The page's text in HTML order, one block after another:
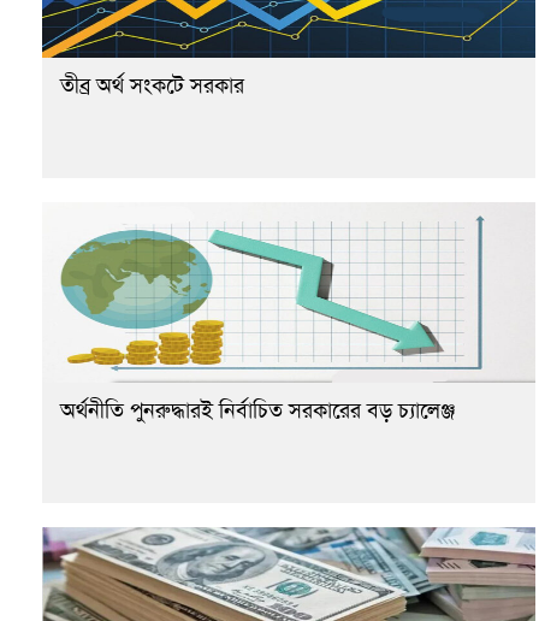
তীব্র অর্থ সংকটে সরকার
অর্থনীতি পুনরুদ্ধারই নির্বাচিত সরকারের বড় চ্যালেঞ্জ